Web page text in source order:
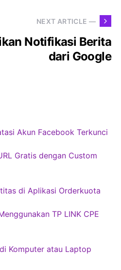
NEXT ARTICLE —
Notifikasi Berita
dari Google
Akun Facebook Terkunci
Gratis dengan Custom
di Aplikasi Orderkuota
TP LINK CPE
Komputer atau Laptop